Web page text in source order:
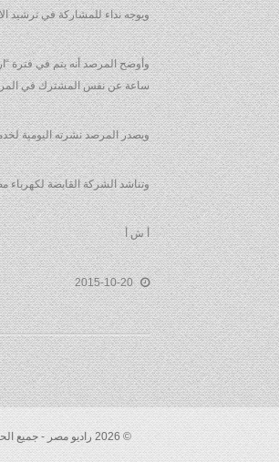
ويوجه نداء للمشاركة في ترشيد
وأوضح المرصد أنه يتم في فترة
ساعة عن نفس المشترك في
ويصدر المرصد نشرته اليومية
وتناشد الشركة القابضة
أ ش أ
2015-10-20
© 2026 راديو مصر - جميع الحقوق محفوظة. | تطوير شركة